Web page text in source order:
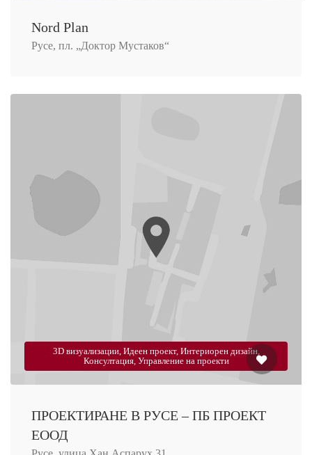
Nord Plan
Русе, пл. „Доктор Мустаков“
3D визуализации, Идеен проект, Интериорен дизайн,
Консултация, Управление на проекти
ПРОЕКТИРАНЕ В РУСЕ – ПБ ПРОЕКТ
ЕООД